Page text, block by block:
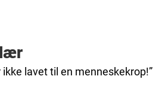
lavet til en menneskekrop!”